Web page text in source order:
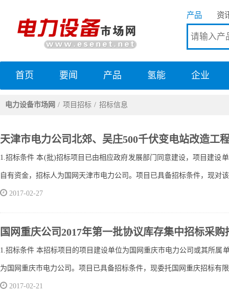
产品 资
首页 要闻 产品 氢能 企业
电力设备市场网 项目招标 招标信息
天津市电力公司北郊、吴庄500千伏变电站改造工
1.招标条件 本(批)招标项目已由相应政府发展部门同意建设，项目建设
自有资金，招标人为国网天津市电力公司。项目已具备招标条件，现对
2017-02-27
国网重庆公司2017年第一批协议库存集中招标采购
1.招标条件 本招标项目的项目建设单位为国网重庆市电力公司或其所
为国网重庆市电力公司。项目已具备招标条件，现委托国网重庆招标有
2017-02-21